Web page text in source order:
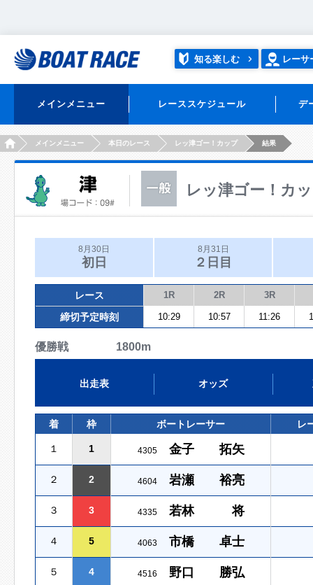
知る楽しむ レーサ
メインメニュー レーススケジュール デ
HOMEメインメニュー 本日のレース レッ津ゴー！カップ 結果
レッ津ゴー！カ
8月30日
初日
8月31日
２日目
レース 1R 2R 3R
締切予定時刻 10:29 10:57 11:26
優勝戦 1800m
出走表 オッズ
着 枠 ボートレーサー レ
１ 1 4305 金子 拓矢
２ 2 4604 岩瀬 裕亮
３ 3 4335 若林 将
４ 5 4063 市橋 卓士
５ 4 4516 野口 勝弘